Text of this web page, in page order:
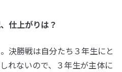
仕上がりは？
決勝戦は自分たち３年生にと
れないので、３年生が主体に